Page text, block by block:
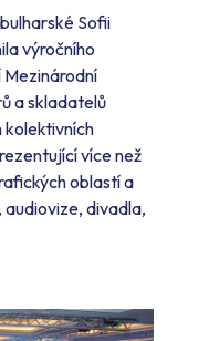
Sofii
výročního
Mezinárodní
a skladatelů
kolektivních
více než
oblastí a
divadla,